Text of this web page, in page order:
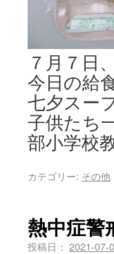
７月７日
今日の給
七夕スー
子供たち
部小学校
カテゴリー: その他
熱中症警
投稿日： 2021-07-